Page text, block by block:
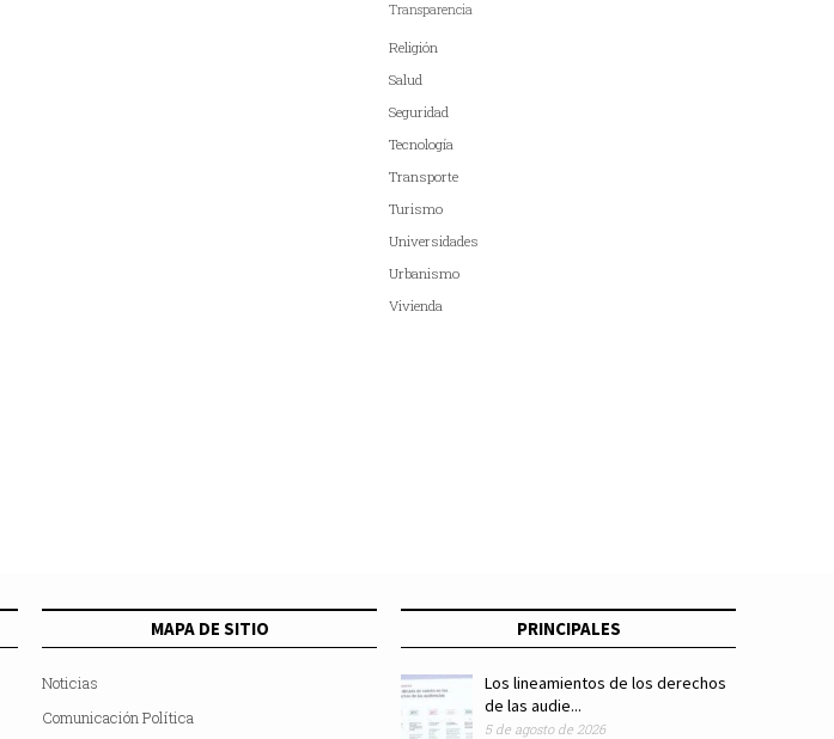
Transparencia
Religión
Salud
Seguridad
Tecnología
Transporte
Turismo
Universidades
Urbanismo
Vivienda
MAPA DE SITIO
Noticias
Comunicación Política
PRINCIPALES
Los lineamientos de los derechos
de las audie...
5 de agosto de 2026